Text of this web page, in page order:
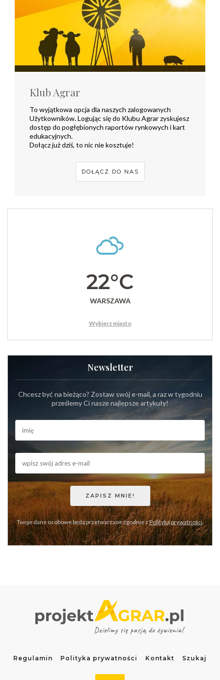
Klub Agrar
To wyjątkowa opcja dla naszych zalogowanych
Użytkowników. Logując się do Klubu Agrar zyskujesz
dostęp do pogłębionych raportów rynkowych i kart
edukacyjnych.
Dołącz już dziś, to nic nie kosztuje!
DOŁĄCZ DO NAS
22°C
WARSZAWA
Wybierz miasto
Newsletter
Chcesz być na bieżąco? Zostaw swój e-mail, a raz w tygodniu
prześlemy Ci nasze najlepsze artykuły!
Twoje dane osobowe będą przetwarzane zgodnie zPolityką prywatności.
Regulamin Polityka prywatności Kontakt Szukaj